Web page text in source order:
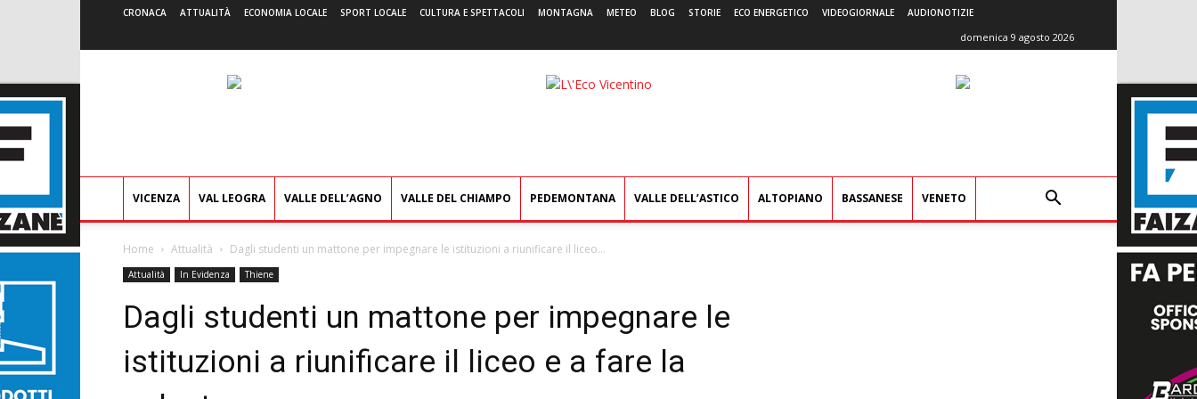
CRONACA ATTUALITÀ ECONOMIA LOCALE SPORT LOCALE CULTURA E SPETTACOLI MONTAGNA METEO BLOG STORIE ECO ENERGETICO VIDEOGIORNALE AUDIONOTIZIE
domenica 9 agosto 2026
L'Eco
VICENZA VAL LEOGRA VALLE DELL’AGNO VALLE DEL CHIAMPO PEDEMONTANA VALLE DELL’ASTICO ALTOPIANO BASSANESE VENETO
Home Attualità Dagli studenti un mattone per impegnare le istituzioni a riunificare il liceo...
Attualità In Evidenza Thiene
Dagli studenti un mattone per impegnare le
istituzioni a riunificare il liceo e a fare la